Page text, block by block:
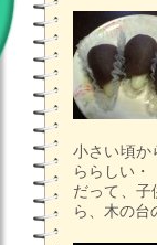
小さい頃か
ららしい・
だって、子
ら、木の台